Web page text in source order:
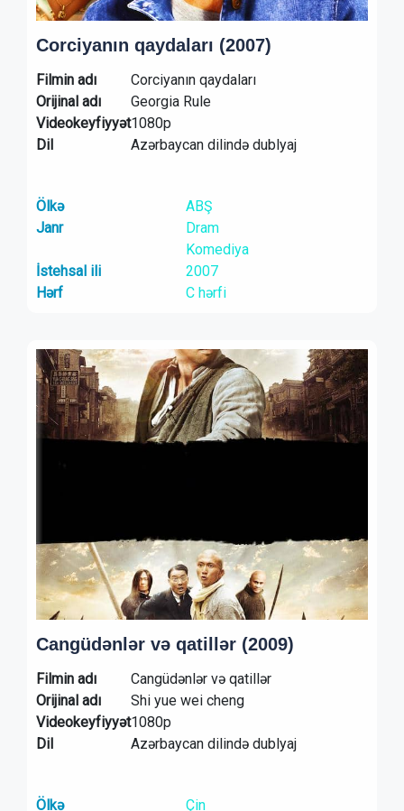
Corciyanın qaydaları (2007)
Filmin adı
Corciyanın qaydaları
Orijinal adı
Georgia Rule
Videokeyfiyyət1080p
Dil
Azərbaycan dilində dublyaj
Ölkə
ABŞ
Janr
Dram
Komediya
İstehsal ili
2007
Hərf
C hərfi
Cangüdənlər və qatillər (2009)
Filmin adı
Cangüdənlər və qatillər
Orijinal adı
Shi yue wei cheng
Videokeyfiyyət1080p
Dil
Azərbaycan dilində dublyaj
Ölkə
Çin